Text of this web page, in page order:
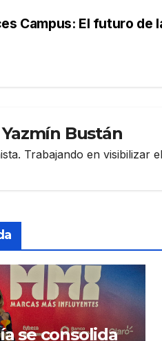
Campus: El futuro de
Yazmín Bustán
Trabajando en visibilizar
se consolida